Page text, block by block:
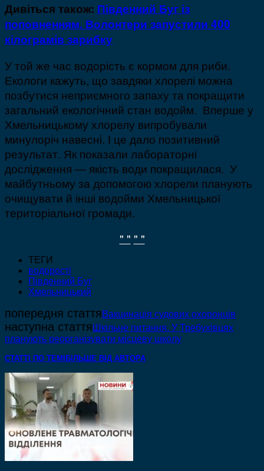
Дивіться також: Південний Буг із
поповненням. Волонтери запустили 400
кілограмів зарибку
У той же час водорість є кормом для риби.
Екологи кажуть, що завдяки хлорелі можна
позбутися неприємного запаху та покращити
загальний екологічний стан водойм. Вперше у
Хмельницькому хлорелу випробували
минулоріч навесні. І це дало позитивний
результат. Як показали лабораторні
дослідження — якість води покращилася. У
майбутньому за допомогою хлорели планують
очищувати й інші водойми Хмельницької
територіальної громади.
" " " "
ТЕГИ
водорості
Південний Буг
Хмельницький
попередня статтяВакцинація судових охоронців
наступна стаття Шкільне питання. У Требухівцях
планують реорганізувати місцеву школу
СТАТТІ ПО ТЕМІ БІЛЬШЕ ВІД АВТОРА